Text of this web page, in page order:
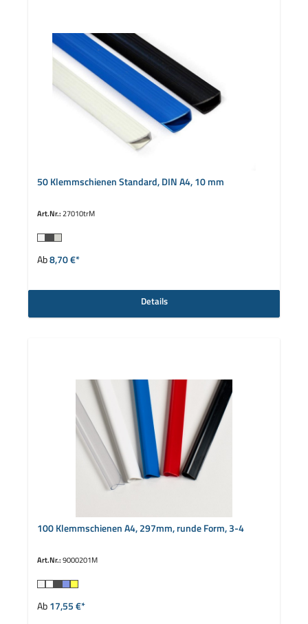
50 Klemmschienen Standard, DIN A4, 10 mm
Art.Nr.:27010trM
Farbe
Ab8,70 €*
Details
100 Klemmschienen A4, 297mm, runde Form, 3-4
Art.Nr.:9000201M
Farbeauswählen
Ab17,55 €*